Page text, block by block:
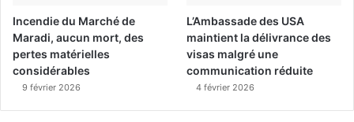
Incendie du Marché de
Maradi, aucun mort, des
pertes matérielles
considérables
9 février 2026
L’Ambassade des USA
maintient la délivrance des
visas malgré une
communication réduite
4 février 2026